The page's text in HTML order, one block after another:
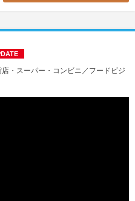
・スーパー・コンビニ／フードビジ